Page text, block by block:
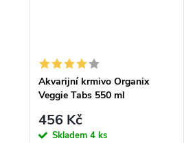
Akvarijní krmivo Organix
Veggie Tabs 550 ml
456 Kč
Skladem 4 ks